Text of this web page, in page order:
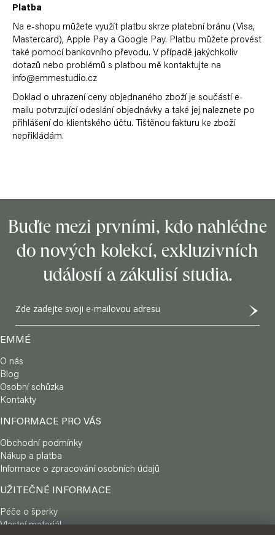
(CZK)
Přihlášení
Platba
Na e-shopu můžete využít platbu skrze platební bránu (Visa,
Mastercard), Apple Pay a Google Pay. Platbu můžete provést
také pomocí bankovního převodu. V případě jakýchkoliv
dotazů nebo problémů s platbou mě kontaktujte na
info@emmestudio.cz
Doklad o uhrazení ceny objednaného zboží je součástí e-
mailu potvrzující odeslání objednávky a také jej naleznete po
přihlášení do klientského účtu. Tištěnou fakturu ke zboží
nepřikládám.
Buďte mezi prvními, kdo nahlédne
do nových kolekcí, exkluzivních
událostí a zákulisí studia.
EMMÉ
O nás
Blog
Osobní schůzka
Kontakty
INFORMACE PRO VÁS
Obchodní podmínky
Nákup a platba
Informace o zpracování osobních údajů
UŽITEČNÉ INFORMACE
Péče o šperky
Vlastní materiál